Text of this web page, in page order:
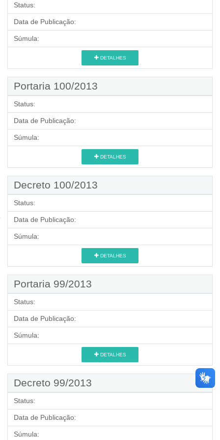
Status:
Data de Publicação:
Súmula:
DETALHES
Portaria 100/2013
Status:
Data de Publicação:
Súmula:
DETALHES
Decreto 100/2013
Status:
Data de Publicação:
Súmula:
DETALHES
Portaria 99/2013
Status:
Data de Publicação:
Súmula:
DETALHES
Decreto 99/2013
Status:
Data de Publicação:
Súmula: